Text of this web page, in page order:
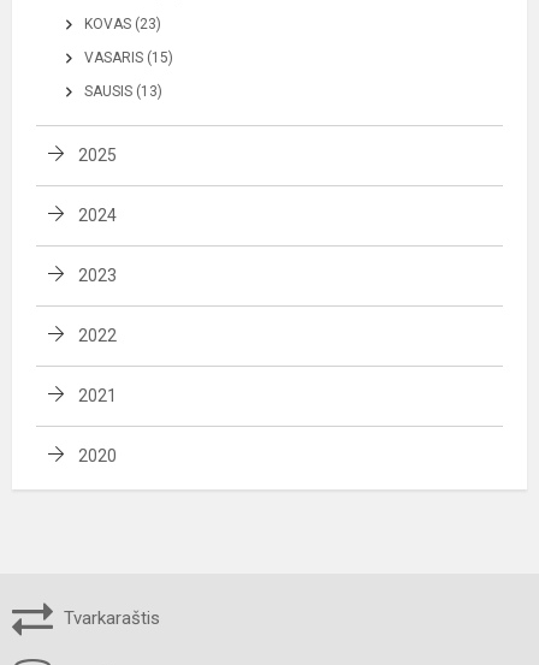
KOVAS (23)
VASARIS (15)
SAUSIS (13)
2025
2024
2023
2022
2021
2020
Tvarkaraštis